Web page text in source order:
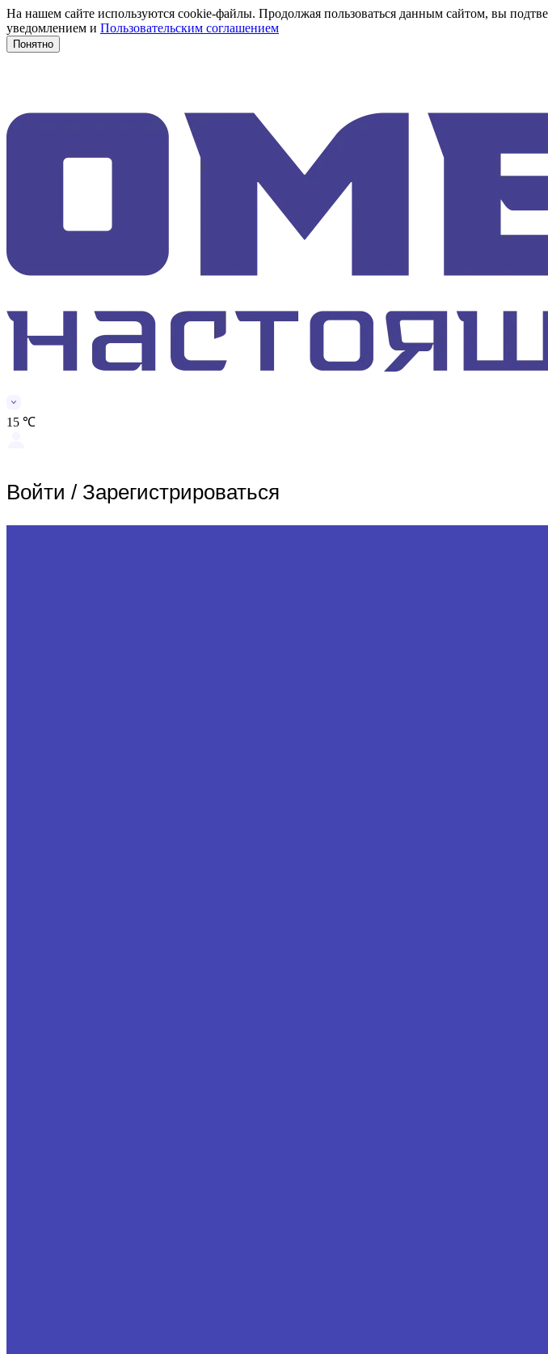
На нашем сайте используются cookie-файлы. Продолжая пользоваться данным сайтом, вы
уведомлением и Пользовательским соглашением
Понятно
15 ℃
Войти / Зарегистрироваться